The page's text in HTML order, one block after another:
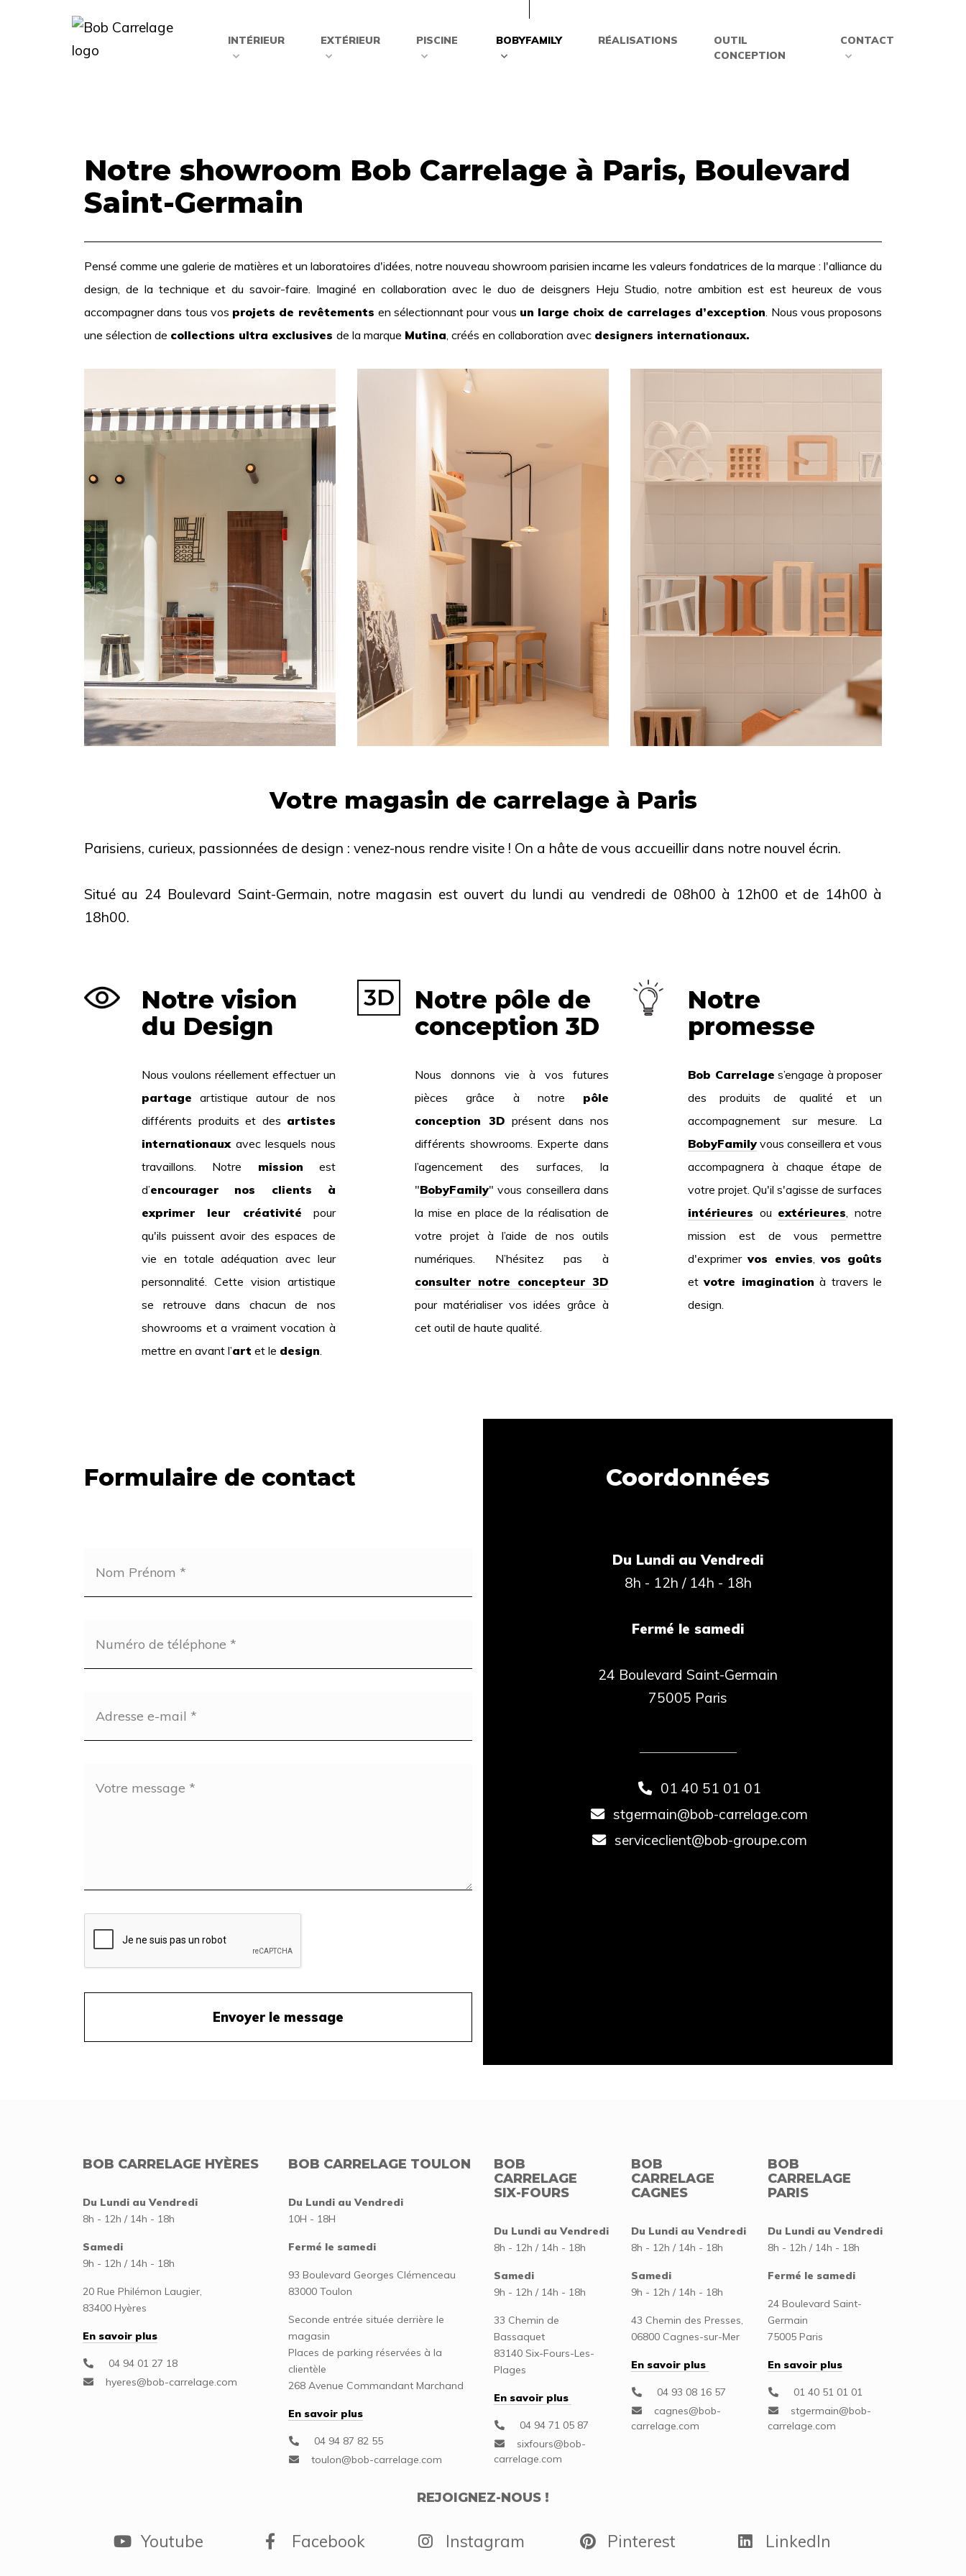
INTÉRIEUR EXTÉRIEUR PISCINE BOBYFAMILY RÉALISATIONS
OUTIL
CONCEPTION
CONTACT
Notre showroom Bob Carrelage à Paris, Boulevard
Saint-Germain
Pensé comme une galerie de matières et un laboratoires d'idées, notre nouveau showroom parisien incarne les valeurs fondatrices de la marque : l'alliance du
design, de la technique et du savoir-faire. Imaginé en collaboration avec le duo de deisgners Heju Studio, notre ambition est est heureux de vous
accompagner dans tous vos projets de revêtements en sélectionnant pour vous un large choix de carrelages d’exception. Nous vous proposons
une sélection de collections ultra exclusives de la marque Mutina, créés en collaboration avec designers internationaux.
Votre magasin de carrelage à Paris
Parisiens, curieux, passionnées de design : venez-nous rendre visite ! On a hâte de vous accueillir dans notre nouvel écrin.
Situé au 24 Boulevard Saint-Germain, notre magasin est ouvert du lundi au vendredi de 08h00 à 12h00 et de 14h00 à
18h00.
Notre vision
du Design
Nous voulons réellement effectuer un
partage artistique autour de nos
différents produits et des artistes
internationauxavec lesquels nous
travaillons. Notre mission est
d’encourager nos clients à
exprimer leur créativité pour
qu'ils puissent avoir des espaces de
vie en totale adéquation avec leur
personnalité. Cette vision artistique
se retrouve dans chacun de nos
showrooms et a vraiment vocation à
mettre en avant l’art et le design.
Notre pôle de
conception 3D
Nous donnons vie à vos futures
pièces grâce à notre pôle
conception 3D présent dans nos
différents showrooms. Experte dans
l’agencement des surfaces, la
"BobyFamily" vous conseillera dans
la mise en place de la réalisation de
votre projet à l’aide de nos outils
numériques. N’hésitez pas à
consulter notre concepteur 3D
pour matérialiser vos idées grâce à
cet outil de haute qualité.
Notre
promesse
Bob Carrelage s’engage à proposer
des produits de qualité et un
accompagnement sur mesure. La
BobyFamily vous conseillera et vous
accompagnera à chaque étape de
votre projet. Qu'il s'agisse de surfaces
intérieures ou extérieures, notre
mission est de vous permettre
d'exprimervos envies,vos goûts
etvotre imagination à travers le
design.
Formulaire de contact Coordonnées
Du Lundi au Vendredi
8h - 12h / 14h - 18h
Fermé le samedi
24 Boulevard Saint-Germain
75005 Paris
01 40 51 01 01
stgermain@bob-carrelage.com
serviceclient@bob-groupe.com
BOB CARRELAGE HYÈRES
Du Lundi au Vendredi
8h - 12h / 14h - 18h
Samedi
9h - 12h / 14h - 18h
20 Rue Philémon Laugier,
83400 Hyères
En savoir plus
04 94 01 27 18
BOB CARRELAGE TOULON
Du Lundi au Vendredi
10H - 18H
Fermé le samedi
93 Boulevard Georges Clémenceau
83000 Toulon
Seconde entrée située derrière le
magasin
Places de parking réservées à la
clientèle
268 Avenue Commandant Marchand
En savoir plus
04 94 87 82 55
BOB
CARRELAGE
SIX-FOURS
Du Lundi au Vendredi
8h - 12h / 14h - 18h
Samedi
9h - 12h / 14h - 18h
33 Chemin de
Bassaquet
83140 Six-Fours-Les-
Plages
En savoir plus
04 94 71 05 87
BOB
CARRELAGE
CAGNES
Du Lundi au Vendredi
8h - 12h / 14h - 18h
Samedi
9h - 12h / 14h - 18h
43 Chemin des Presses,
06800 Cagnes-sur-Mer
En savoir plus
04 93 08 16 57
BOB
CARRELAGE
PARIS
Du Lundi au Vendredi
8h - 12h / 14h - 18h
Fermé le samedi
24 Boulevard Saint-
Germain
75005 Paris
En savoir plus
01 40 51 01 01
REJOIGNEZ-NOUS !
Youtube Facebook Instagram Pinterest LinkedIn